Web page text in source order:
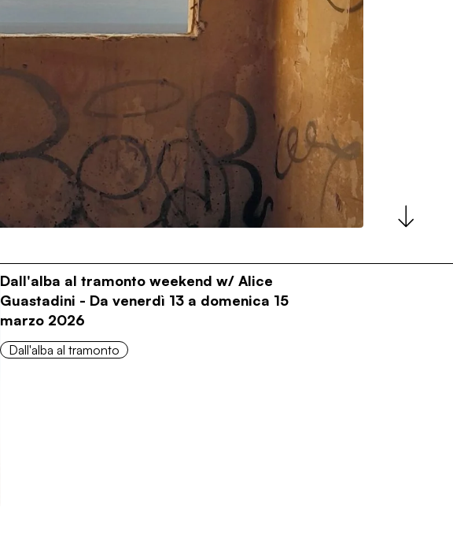
Dall'alba al tramonto weekend w/ Alice
Guastadini - Da venerdì 13 a domenica 15
marzo 2026
Dall'alba al tramonto